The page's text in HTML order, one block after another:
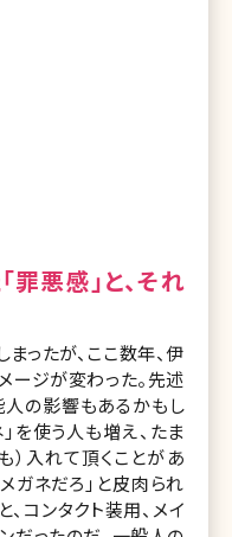
罪悪感」と、それ
ったが、ここ数年、伊
ージが変わった。先述
人の影響もあるかもし
を使う人も増え、たま
）入れて頂くことがあ
ガネだろ」と皮肉られ
コンタクト装用、メイ